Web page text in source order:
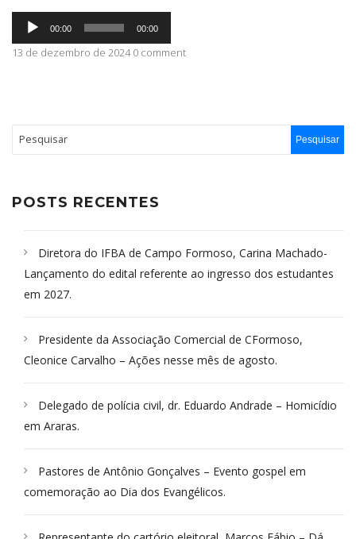
CONTATO
Tocador
áudio
00:00 00:00
13 de dezembro de 2024 0 comment
POSTS RECENTES
Diretora do IFBA de Campo Formoso, Carina Machado-
Lançamento do edital referente ao ingresso dos estudantes
em 2027.
Presidente da Associação Comercial de CFormoso,
Cleonice Carvalho – Ações nesse mês de agosto.
Delegado de polícia civil, dr. Eduardo Andrade – Homicídio
em Araras.
Pastores de Antônio Gonçalves – Evento gospel em
comemoração ao Dia dos Evangélicos.